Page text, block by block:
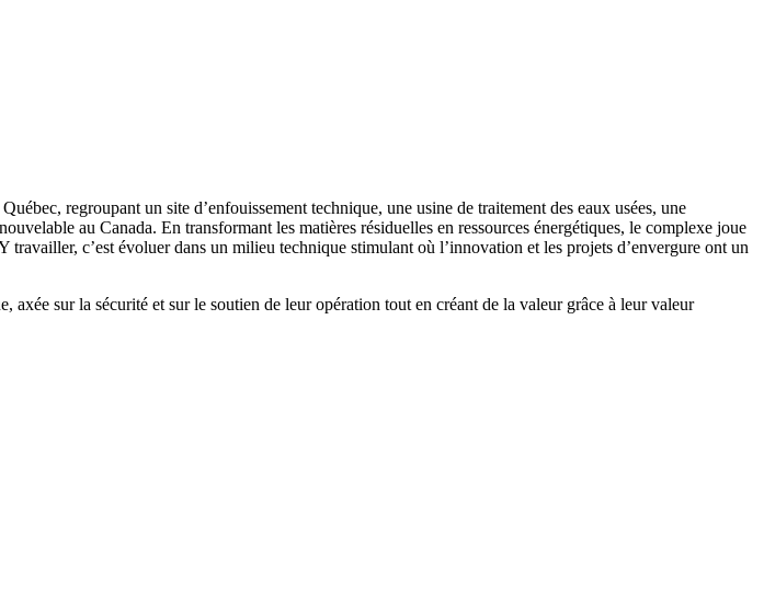
regroupant un site d’enfouissement technique, une usine de traitement des eaux usées, une
au Canada. En transformant les matières résiduelles en ressources énergétiques, le complexe joue
c’est évoluer dans un milieu technique stimulant où l’innovation et les projets d’envergure ont un
sur la sécurité et sur le soutien de leur opération tout en créant de la valeur grâce à leur valeur